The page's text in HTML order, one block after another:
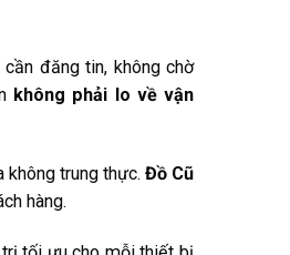
cần đăng tin, không chờ
không phải lo về vận
trung thực. Đồ Cũ
hàng.